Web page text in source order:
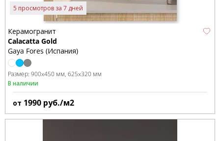
5 просмотров за 7 дней
Керамогранит
Calacatta Gold
Gaya Fores (Испания)
Размер: 900x450 мм 625x320 мм
В наличии
от 1990 руб./м2